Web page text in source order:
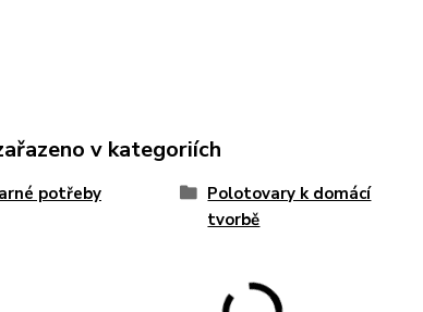
v kategoriích
potřeby
Polotovary k domácí
tvorbě